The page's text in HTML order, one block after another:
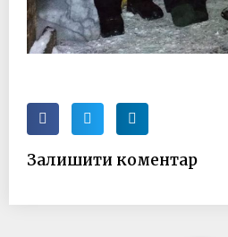
Залишити коментар